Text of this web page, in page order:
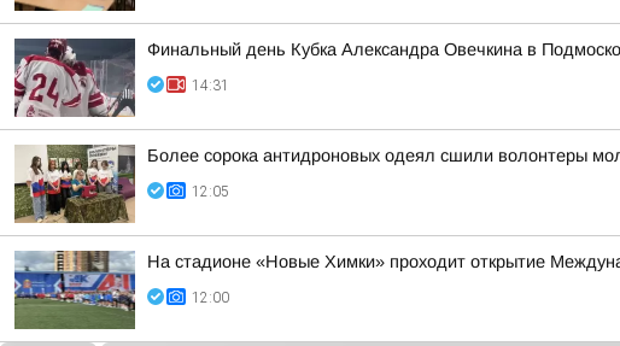
Финальный день Кубка Александра Овечкина в
14:31
Более сорока антидроновых одеял сшили волонтеры
12:05
На стадионе «Новые Химки» проходит открытие
12:00